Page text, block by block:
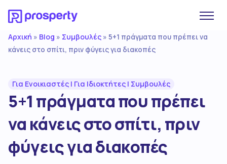
Αρχική » Blog » Συμβουλές » 5+1 πράγματα που πρέπει να
κάνεις στο σπίτι, πριν φύγεις για διακοπές
Για Ενοικιαστές | Για Ιδιοκτήτες | Συμβουλές
5+1 πράγματα που πρέπει
να κάνεις στο σπίτι, πριν
φύγεις για διακοπές